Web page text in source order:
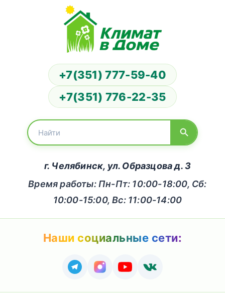
+7(351) 777-59-40
+7(351) 776-22-35
г. Челябинск, ул. Образцова д. 3
Время работы: Пн-Пт: 10:00-18:00, Сб:
10:00-15:00, Вс: 11:00-14:00
Наши социальные сети: